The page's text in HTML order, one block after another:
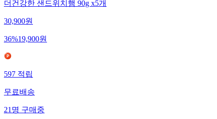
더건강한 샌드위치햄 90g x5개
30,900원
36%19,900원
597적립
무료배송
21명구매중